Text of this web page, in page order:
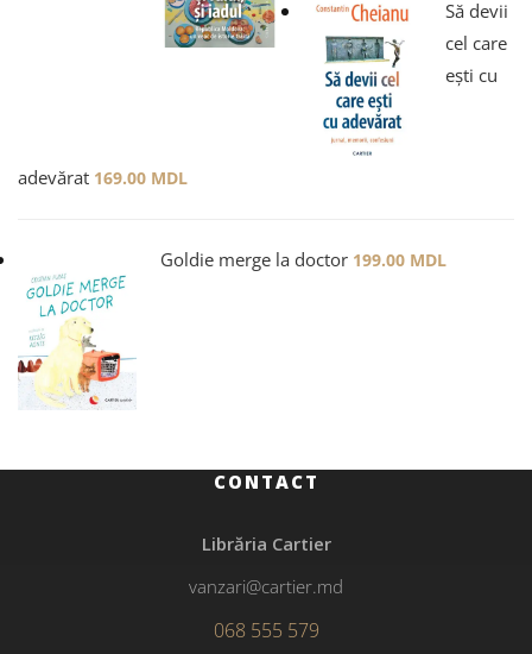
Să devii
cel care
ești cu
adevărat 169.00 MDL
Goldie merge la doctor 199.00 MDL
CONTACT
Librăria Cartier
vanzari@cartier.md
068 555 579